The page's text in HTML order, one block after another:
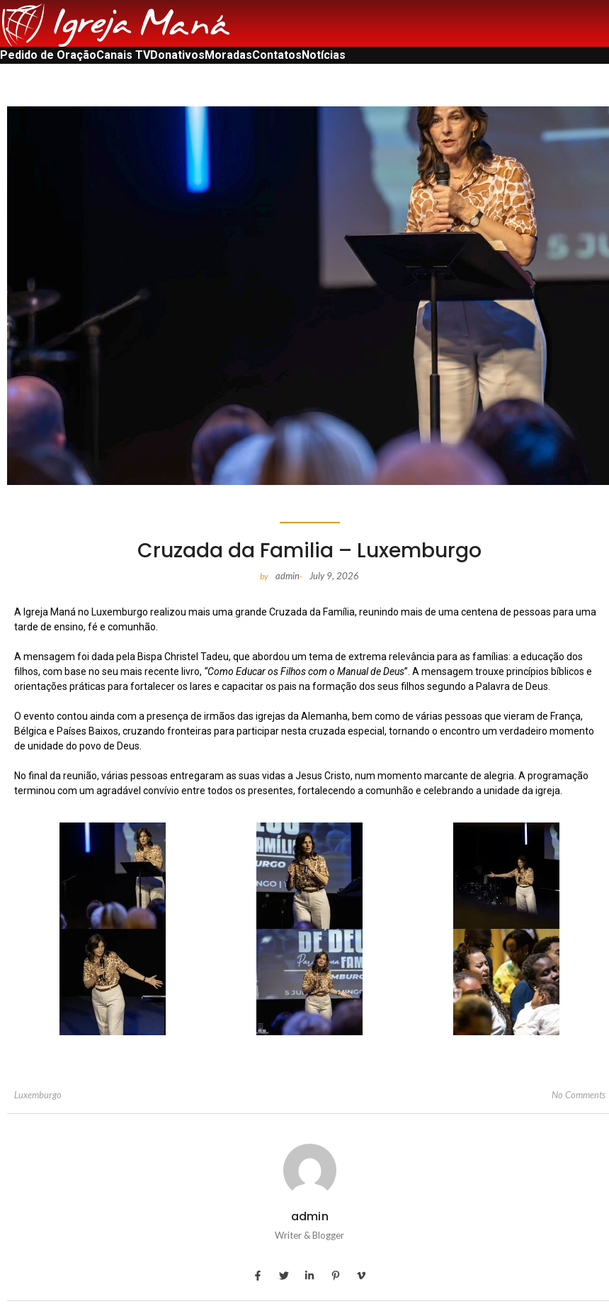
Pedido de OraçãoCanais TVDonativosMoradasContatosNotícias
Cruzada da Familia – Luxemburgo
by admin- July 9, 2026
A Igreja Maná no Luxemburgo realizou mais uma grande Cruzada da Família, reunindo mais de uma centena de pessoas para uma
tarde de ensino, fé e comunhão.
A mensagem foi dada pela Bispa Christel Tadeu, que abordou um tema de extrema relevância para as famílias: a educação dos
filhos, com base no seu mais recente livro, “Como Educar os Filhos com o Manual de Deus”. A mensagem trouxe princípios bíblicos e
orientações práticas para fortalecer os lares e capacitar os pais na formação dos seus filhos segundo a Palavra de Deus.
O evento contou ainda com a presença de irmãos das igrejas da Alemanha, bem como de várias pessoas que vieram de França,
Bélgica e Países Baixos, cruzando fronteiras para participar nesta cruzada especial, tornando o encontro um verdadeiro momento
de unidade do povo de Deus.
No final da reunião, várias pessoas entregaram as suas vidas a Jesus Cristo, num momento marcante de alegria. A programação
terminou com um agradável convívio entre todos os presentes, fortalecendo a comunhão e celebrando a unidade da igreja.
Luxemburgo No Comments
admin
Writer & Blogger